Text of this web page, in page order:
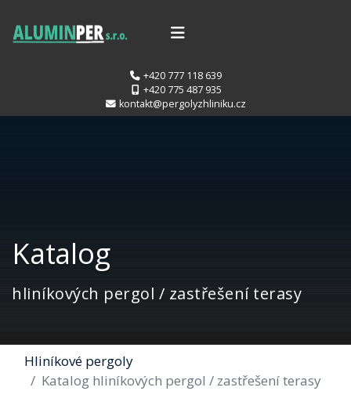
+420 777 118 639
+420 775 487 935
kontakt@pergolyzhliniku.cz
Katalog
hliníkových pergol / zastřešení terasy
Hliníkové pergoly
Katalog hliníkových pergol / zastřešení terasy